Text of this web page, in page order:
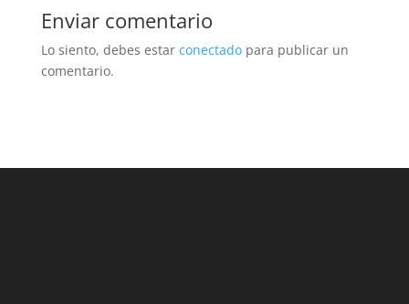
Enviar comentario
Lo siento, debes estar conectadopara publicar un
comentario.